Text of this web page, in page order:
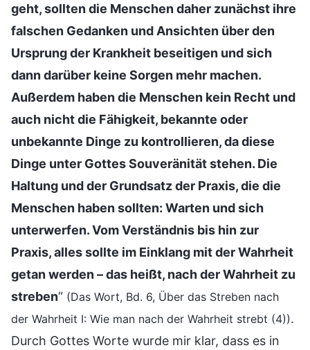
geht, sollten die Menschen daher zunächst ihre
falschen Gedanken und Ansichten über den
Ursprung der Krankheit beseitigen und sich
dann darüber keine Sorgen mehr machen.
Außerdem haben die Menschen kein Recht und
auch nicht die Fähigkeit, bekannte oder
unbekannte Dinge zu kontrollieren, da diese
Dinge unter Gottes Souveränität stehen. Die
Haltung und der Grundsatz der Praxis, die die
Menschen haben sollten: Warten und sich
unterwerfen. Vom Verständnis bis hin zur
Praxis, alles sollte im Einklang mit der Wahrheit
getan werden – das heißt, nach der Wahrheit zu
streben“ (Das Wort, Bd. 6, Über das Streben nach
der Wahrheit I: Wie man nach der Wahrheit strebt (4)).
Durch Gottes Worte wurde mir klar, dass es in